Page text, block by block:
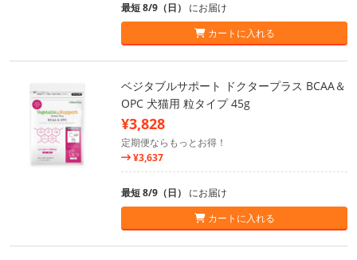
最短 8/9（日） にお届け
カートに入れる
ベジタブルサポート ドクタープラス BCAA＆
OPC 犬猫用 粒タイプ 45g
¥3,828
定期便ならもっとお得！
¥3,637
最短 8/9（日） にお届け
カートに入れる